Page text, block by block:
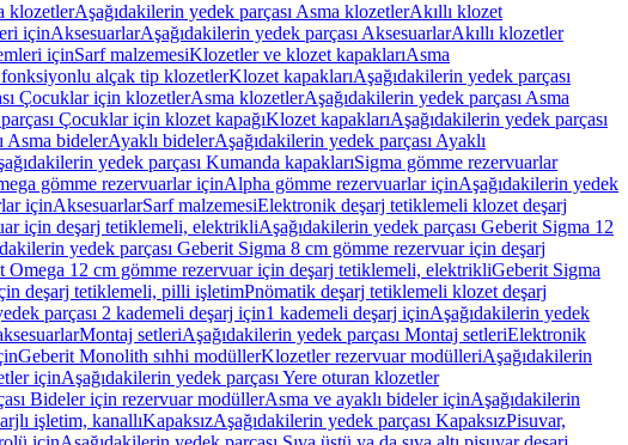
klozetlerAşağıdakilerin yedek parçası Asma klozetlerAkıllı klozet
içinAksesuarlarAşağıdakilerin yedek parçası AksesuarlarAkıllı klozetler
içinSarf malzemesiKlozetler ve klozet kapaklarıAsma
fonksiyonlu alçak tip klozetlerKlozet kapaklarıAşağıdakilerin yedek parçası
Çocuklar için klozetlerAsma klozetlerAşağıdakilerin yedek parçası Asma
Çocuklar için klozet kapağıKlozet kapaklarıAşağıdakilerin yedek parçası
Asma bidelerAyaklı bidelerAşağıdakilerin yedek parçası Ayaklı
yedek parçası Kumanda kapaklarıSigma gömme rezervuarlar
gömme rezervuarlar içinAlpha gömme rezervuarlar içinAşağıdakilerin yedek
içinAksesuarlarSarf malzemesiElektronik deşarj tetiklemeli klozet deşarj
için deşarj tetiklemeli, elektrikliAşağıdakilerin yedek parçası Geberit Sigma 12
yedek parçası Geberit Sigma 8 cm gömme rezervuar için deşarj
Omega 12 cm gömme rezervuar için deşarj tetiklemeli, elektrikliGeberit Sigma
deşarj tetiklemeli, pilli işletimPnömatik deşarj tetiklemeli klozet deşarj
parçası 2 kademeli deşarj için1 kademeli deşarj içinAşağıdakilerin yedek
Montaj setleriAşağıdakilerin yedek parçası Montaj setleriElektronik
Geberit Monolith sıhhi modüllerKlozetler rezervuar modülleriAşağıdakilerin
içinAşağıdakilerin yedek parçası Yere oturan klozetler
Bideler için rezervuar modüllerAsma ve ayaklı bideler içinAşağıdakilerin
işletim, kanallıKapaksızAşağıdakilerin yedek parçası KapaksızPisuvar,